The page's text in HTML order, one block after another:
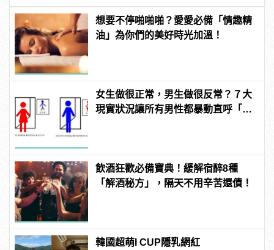
想要不停啪啪啪？愛愛必備「情趣精
油」為你們的美好時光加溫！
女生做很正常，男生做很反常？７大
現實狀況讓所有男性都暴動直呼「不
飲酒狂歡必備寶典！緩解宿醉8種
「解酒秘方」，隔天不用辛苦還債！
韓國超萌I CUP隱乳網紅